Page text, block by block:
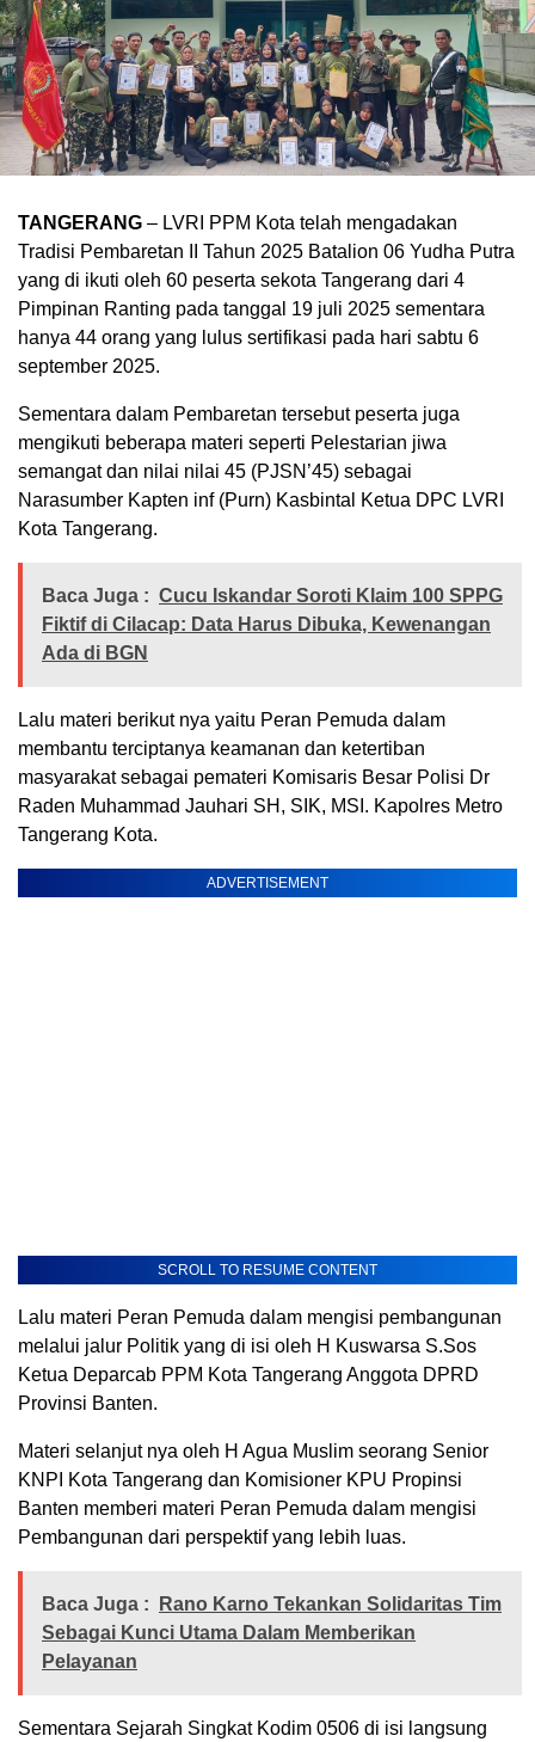
TANGERANG – LVRI PPM Kota telah mengadakan
Tradisi Pembaretan II Tahun 2025 Batalion 06 Yudha Putra
yang di ikuti oleh 60 peserta sekota Tangerang dari 4
Pimpinan Ranting pada tanggal 19 juli 2025 sementara
hanya 44 orang yang lulus sertifikasi pada hari sabtu 6
september 2025.
Sementara dalam Pembaretan tersebut peserta juga
mengikuti beberapa materi seperti Pelestarian jiwa
semangat dan nilai nilai 45 (PJSN’45) sebagai
Narasumber Kapten inf (Purn) Kasbintal Ketua DPC LVRI
Kota Tangerang.
Baca Juga : Cucu Iskandar Soroti Klaim 100 SPPG
Fiktif di Cilacap: Data Harus Dibuka, Kewenangan
Ada di BGN
Lalu materi berikut nya yaitu Peran Pemuda dalam
membantu terciptanya keamanan dan ketertiban
masyarakat sebagai pemateri Komisaris Besar Polisi Dr
Raden Muhammad Jauhari SH, SIK, MSI. Kapolres Metro
Tangerang Kota.
ADVERTISEMENT
SCROLL TO RESUME CONTENT
Lalu materi Peran Pemuda dalam mengisi pembangunan
melalui jalur Politik yang di isi oleh H Kuswarsa S.Sos
Ketua Deparcab PPM Kota Tangerang Anggota DPRD
Provinsi Banten.
Materi selanjut nya oleh H Agua Muslim seorang Senior
KNPI Kota Tangerang dan Komisioner KPU Propinsi
Banten memberi materi Peran Pemuda dalam mengisi
Pembangunan dari perspektif yang lebih luas.
Baca Juga :
Rano Karno Tekankan Solidaritas Tim
Sebagai Kunci Utama Dalam Memberikan
Pelayanan
Sementara Sejarah Singkat Kodim 0506 di isi langsung